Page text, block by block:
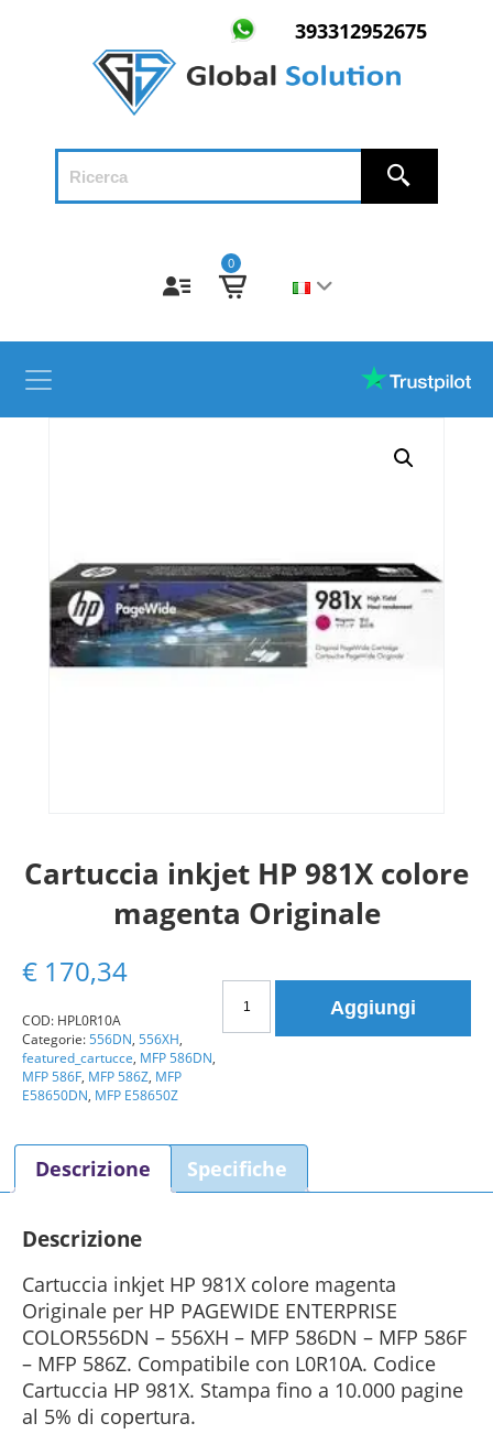
393312952675
0
Cartuccia inkjet HP 981X colore
magenta Originale
€ 170,34
inkjet
Originale
quantità
Aggiungi
COD: HPL0R10A
Categorie:556DN, 556XH,
featured_cartucce, MFP 586DN,
MFP 586F, MFP 586Z, MFP
E58650DN, MFP E58650Z
Descrizione Specifiche
Descrizione
Cartuccia inkjet HP 981X colore magenta
Originale per HP PAGEWIDE ENTERPRISE
COLOR556DN – 556XH – MFP 586DN – MFP 586F
– MFP 586Z. Compatibile con L0R10A. Codice
Cartuccia HP 981X. Stampa fino a 10.000 pagine
al 5% di copertura.